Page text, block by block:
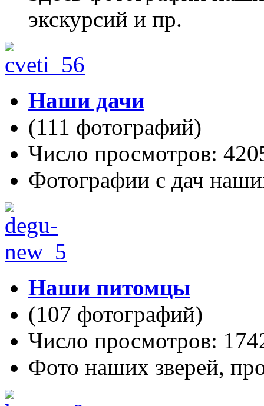
экскурсий и пр.
Наши дачи
(111 фотографий)
Число просмотров:
Фотографии с дач
Наши питомцы
(107 фотографий)
Число просмотров:
Фото наших зверей,